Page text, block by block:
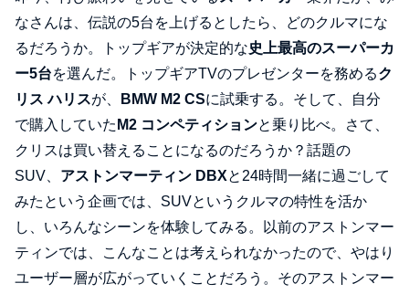
なさんは、伝説の5台を上げるとしたら、どのクルマにな
るだろうか。トップギアが決定的な史上最高のスーパーカ
ー5台を選んだ。トップギアTVのプレゼンターを務めるク
リス ハリスが、 BMW M2 CSに試乗する。そして、自分
で購入していた M2 コンペティションと乗り比べ。さて、
クリスは買い替えることになるのだろうか？話題の
SUV、 アストンマーティン DBXと24時間一緒に過ごして
みたという企画では、SUVというクルマの特性を活か
し、いろんなシーンを体験してみる。以前のアストンマー
ティンでは、こんなことは考えられなかったので、やはり
ユーザー層が広がっていくことだろう。そのアストンマー